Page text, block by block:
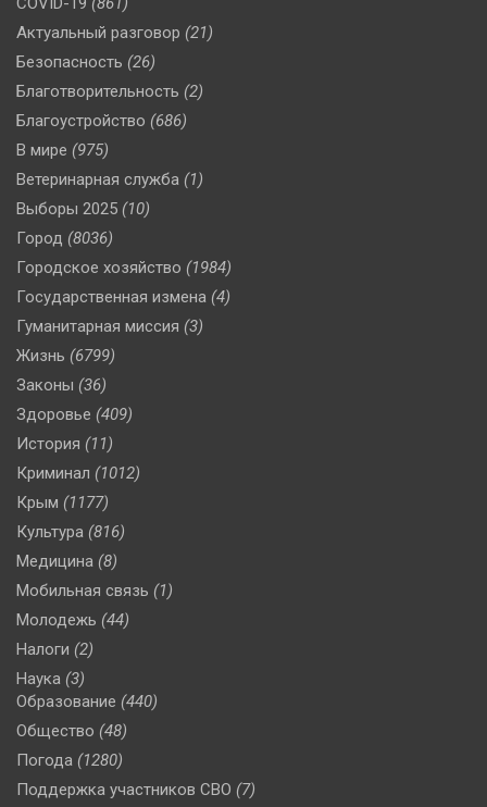
Актуальный разговор (21)
Безопасность (26)
Благотворительность (2)
Благоустройство (686)
В мире (975)
Ветеринарная служба (1)
Выборы 2025 (10)
Город (8036)
Городское хозяйство (1984)
Государственная измена (4)
Гуманитарная миссия (3)
Жизнь (6799)
Законы (36)
Здоровье (409)
История (11)
Криминал (1012)
Крым (1177)
Культура (816)
Медицина (8)
Мобильная связь (1)
Молодежь (44)
Налоги (2)
Наука (3)
Образование (440)
Общество (48)
Погода (1280)
Поддержка участников СВО (7)